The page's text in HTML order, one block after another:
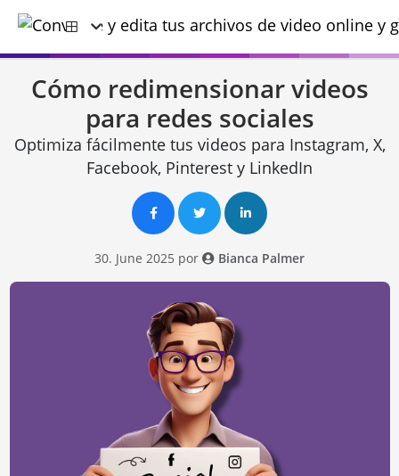
Cómo redimensionar videos
para redes sociales
Optimiza fácilmente tus videos para Instagram, X,
Facebook, Pinterest y LinkedIn
30. June 2025 por Bianca Palmer